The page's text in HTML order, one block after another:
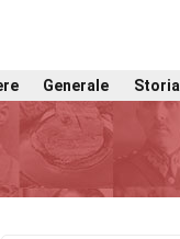
Generale Storia